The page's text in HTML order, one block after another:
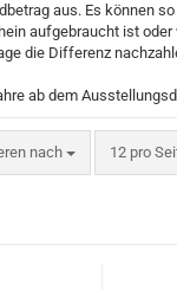
aus. Es können
aufgebraucht ist
die Differenz
ab dem
nach
nach 12 pro
pro Seite